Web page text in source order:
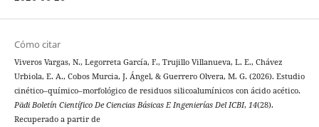
Cómo citar
Viveros Vargas, N., Legorreta García, F., Trujillo Villanueva, L. E., Chávez
Urbiola, E. A., Cobos Murcia, J. Ángel, & Guerrero Olvera, M. G. (2026). Estudio
cinético–químico–morfológico de residuos silicoalumínicos con ácido acético.
Pädi Boletín Científico De Ciencias Básicas E Ingenierías Del ICBI, 14(28).
Recuperado a partir de